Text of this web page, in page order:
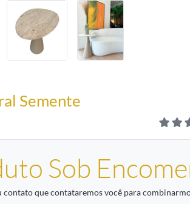
Semente
Sob
contato que contataremos você para